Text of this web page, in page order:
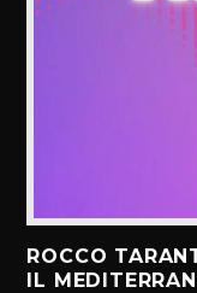
ROCCO
IL